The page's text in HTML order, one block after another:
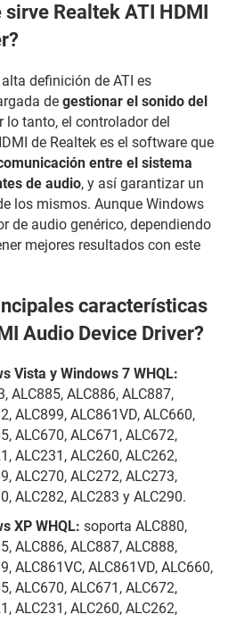
Realtek ATI HDMI
definición de ATI es
de gestionar el sonido del
lo tanto, el controlador del
de Realtek es el software que
entre el sistema
de audio, y así garantizar un
los mismos. Aunque Windows
de audio genérico, dependiendo
mejores resultados con este
características
Audio Device Driver?
Vista y Windows 7 WHQL:
ALC885, ALC886, ALC887,
ALC899, ALC861VD, ALC660,
ALC670, ALC671, ALC672,
ALC231, ALC260, ALC262,
ALC270, ALC272, ALC273,
ALC282, ALC283 y ALC290.
XP WHQL: soporta ALC880,
ALC886, ALC887, ALC888,
ALC861VC, ALC861VD, ALC660,
ALC670, ALC671, ALC672,
ALC231, ALC260, ALC262,